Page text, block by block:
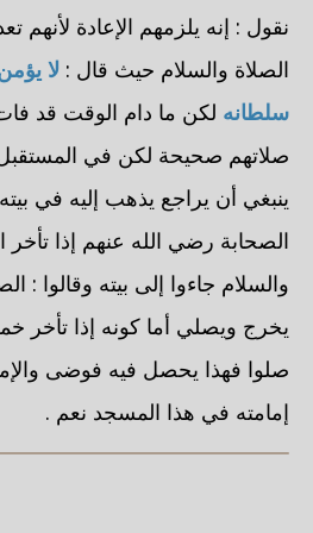
نقول : إنه يلزمهم الإعادة لأنهم
الصلاة والسلام حيث قال : لا
سلطانه لكن ما دام الوقت قد
صلاتهم صحيحة لكن في المستقبل
ينبغي أن يراجع يذهب إليه في
الصحابة رضي الله عنهم إذا تأخر
والسلام جاءوا إلى بيته وقالوا :
يخرج ويصلي أما كونه إذا
صلوا فهذا يحصل فيه فوضى
إمامته في هذا المسجد نعم .